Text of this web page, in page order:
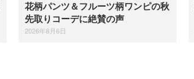
花柄パンツ＆フルーツ柄ワンピの秋
先取りコーデに絶賛の声
2026年8月6日